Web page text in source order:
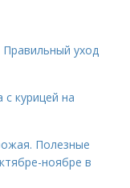
уход
с курицей на
Полезные
ноябре в